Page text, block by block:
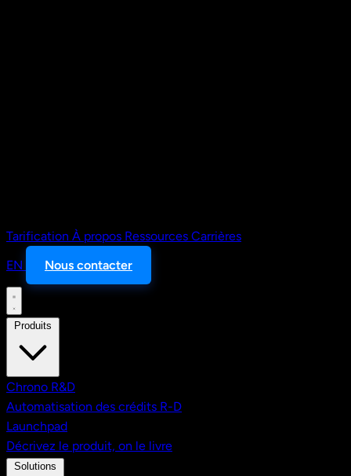
Tarification À propos Ressources Carrières
EN
Nous contacter
Chrono R&D
Automatisation des crédits R-D
Launchpad
Décrivez le produit, on le livre